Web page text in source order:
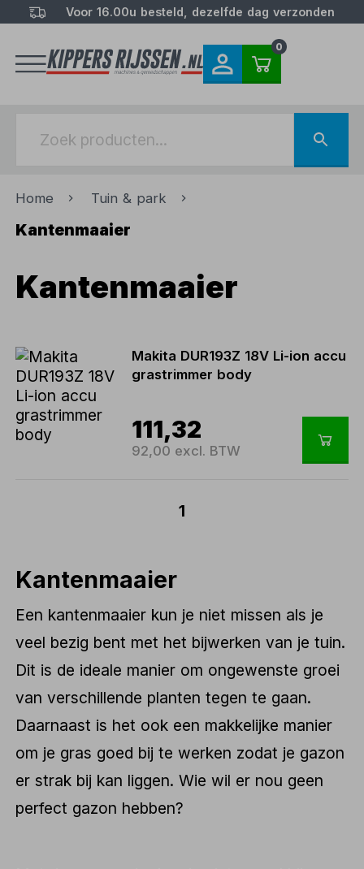
Voor 16.00u besteld, dezelfde dag verzonden
0
Home Tuin & park
Kantenmaaier
Kantenmaaier
Makita DUR193Z 18V Li-ion accu
grastrimmer body
111,32
92,00 excl. BTW
1
Kantenmaaier
Een kantenmaaier kun je niet missen als je
veel bezig bent met het bijwerken van je tuin.
Dit is de ideale manier om ongewenste groei
van verschillende planten tegen te gaan.
Daarnaast is het ook een makkelijke manier
om je gras goed bij te werken zodat je gazon
er strak bij kan liggen. Wie wil er nou geen
perfect gazon hebben?